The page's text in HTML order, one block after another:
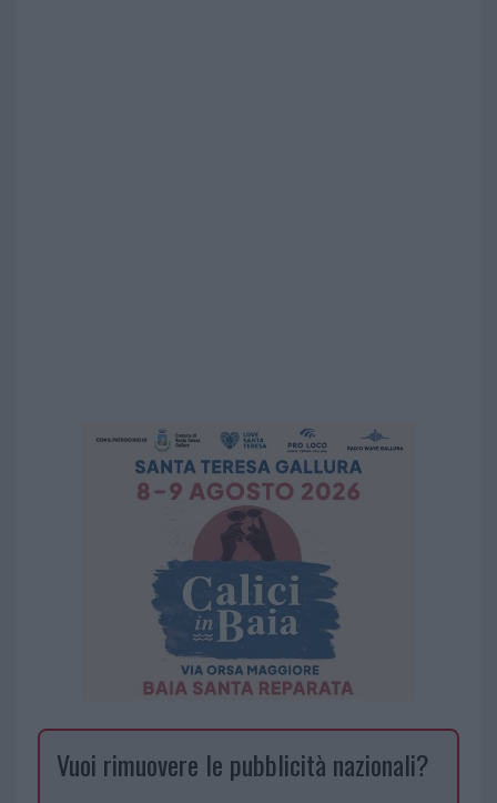
Vuoi rimuovere le pubblicità nazionali?